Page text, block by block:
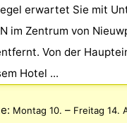
erwartet Sie mit
im Zentrum von
Von der
Hotel ...
Montag 10. – Freitag 14.